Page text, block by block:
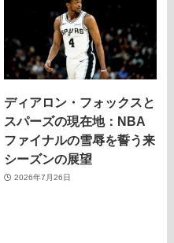
ディアロン・フォックスと
スパーズの現在地：NBA
ファイナルの雪辱を誓う来
シーズンの展望
2026年7月26日